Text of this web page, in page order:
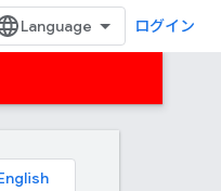
ログイン